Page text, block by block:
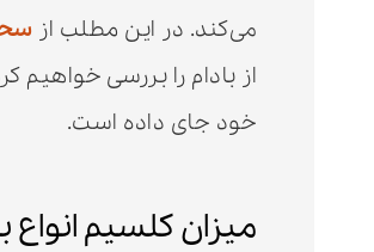
می‌کند. در این مطلب از
از بادام را بررسی خواهیم
خود جای داده است.
میزان کلسیم انواع